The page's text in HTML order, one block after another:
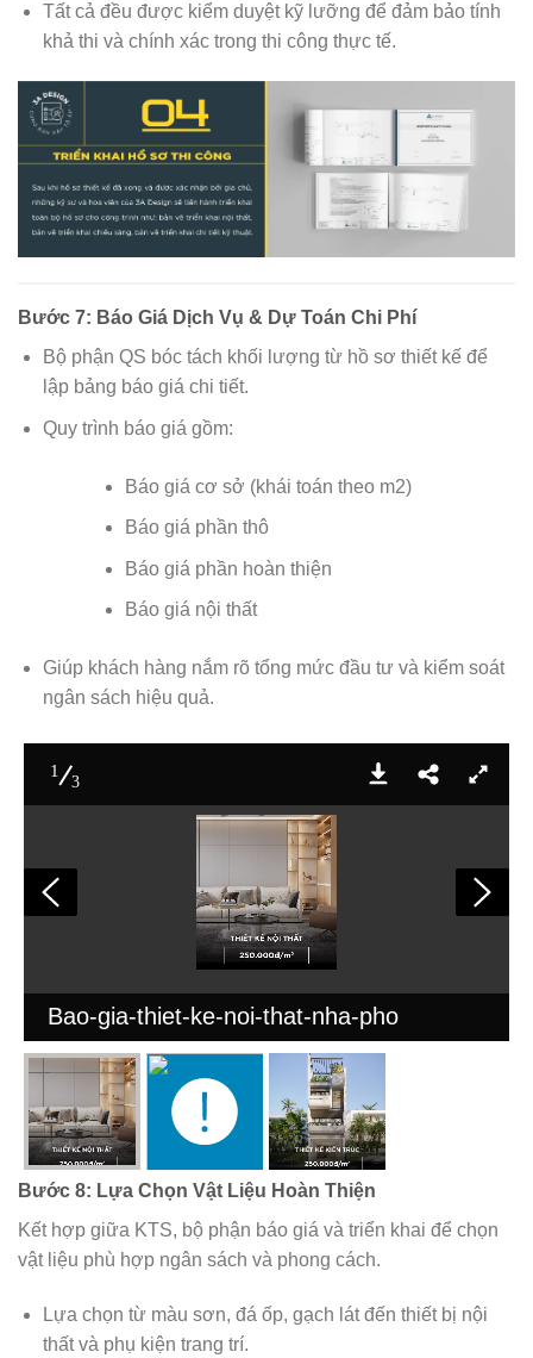
Tất cả đều được kiểm duyệt kỹ lưỡng để đảm bảo tính
khả thi và chính xác trong thi công thực tế.
Bước 7: Báo Giá Dịch Vụ & Dự Toán Chi Phí
Bộ phận QS bóc tách khối lượng từ hồ sơ thiết kế để
lập bảng báo giá chi tiết.
Quy trình báo giá gồm:
Báo giá cơ sở (khái toán theo m2)
Báo giá phần thô
Báo giá phần hoàn thiện
Báo giá nội thất
Giúp khách hàng nắm rõ tổng mức đầu tư và kiểm soát
ngân sách hiệu quả.
1
3
Bao-gia-thiet-ke-noi-that-nha-pho
Bước 8: Lựa Chọn Vật Liệu Hoàn Thiện
Kết hợp giữa KTS, bộ phận báo giá và triển khai để chọn
vật liệu phù hợp ngân sách và phong cách.
Lựa chọn từ màu sơn, đá ốp, gạch lát đến thiết bị nội
thất và phụ kiện trang trí.